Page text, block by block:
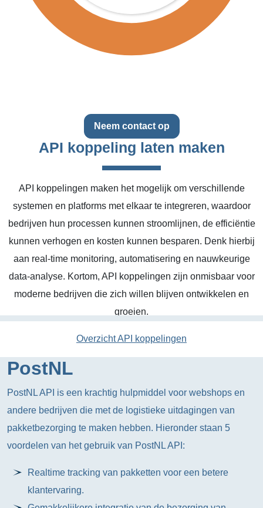
Neem contact op
API koppeling laten maken
API koppelingen maken het mogelijk om verschillende
systemen en platforms met elkaar te integreren, waardoor
bedrijven hun processen kunnen stroomlijnen, de efficiëntie
kunnen verhogen en kosten kunnen besparen. Denk hierbij
aan real-time monitoring, automatisering en nauwkeurige
data-analyse. Kortom, API koppelingen zijn onmisbaar voor
moderne bedrijven die zich willen blijven ontwikkelen en
groeien.
Overzicht API koppelingen
PostNL
PostNL API is een krachtig hulpmiddel voor webshops en
andere bedrijven die met de logistieke uitdagingen van
pakketbezorging te maken hebben. Hieronder staan 5
voordelen van het gebruik van PostNL API:
Realtime tracking van pakketten voor een betere
klantervaring.